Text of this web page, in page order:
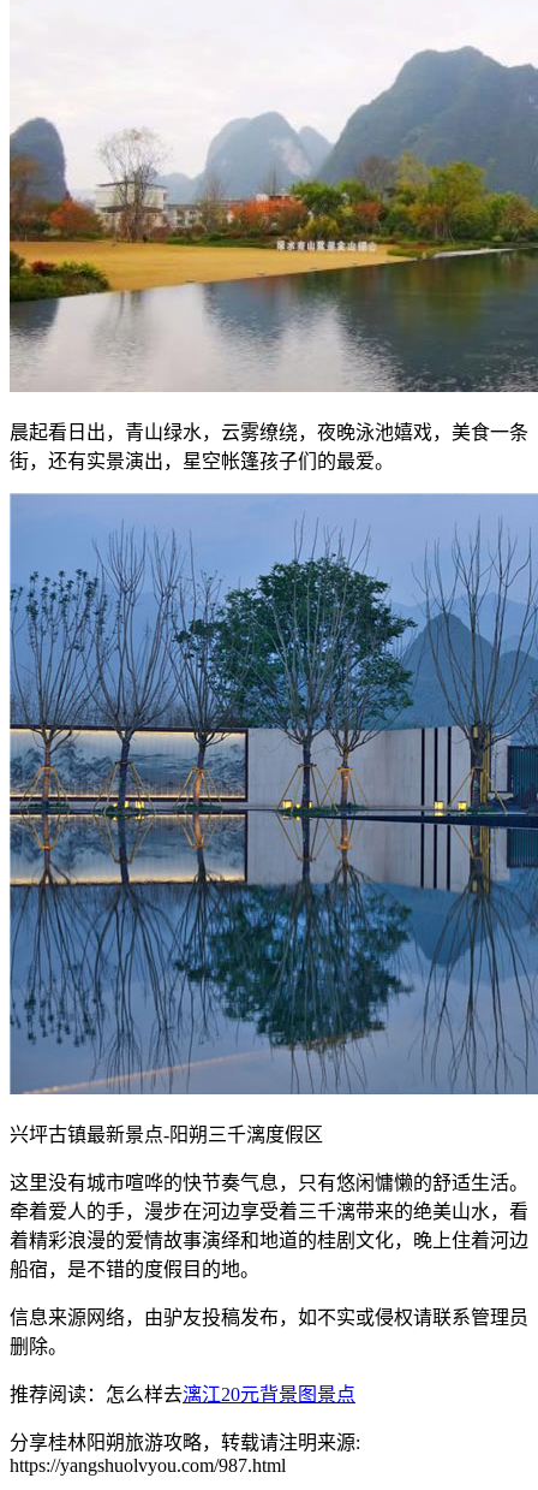
晨起看日出，青山绿水，云雾缭绕，夜晚泳池嬉戏，美食一条
街，还有实景演出，星空帐篷孩子们的最爱。
兴坪古镇最新景点-阳朔三千漓度假区
这里没有城市喧哗的快节奏气息，只有悠闲慵懒的舒适生活。
牵着爱人的手，漫步在河边享受着三千漓带来的绝美山水，看
着精彩浪漫的爱情故事演绎和地道的桂剧文化，晚上住着河边
船宿，是不错的度假目的地。
信息来源网络，由驴友投稿发布，如不实或侵权请联系管理员
删除。
推荐阅读：怎么样去漓江20元背景图景点
分享桂林阳朔旅游攻略，转载请注明来源:
https://yangshuolvyou.com/987.html